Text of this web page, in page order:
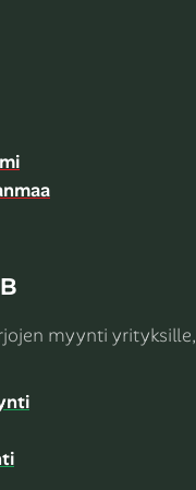
myynti yrityksille,